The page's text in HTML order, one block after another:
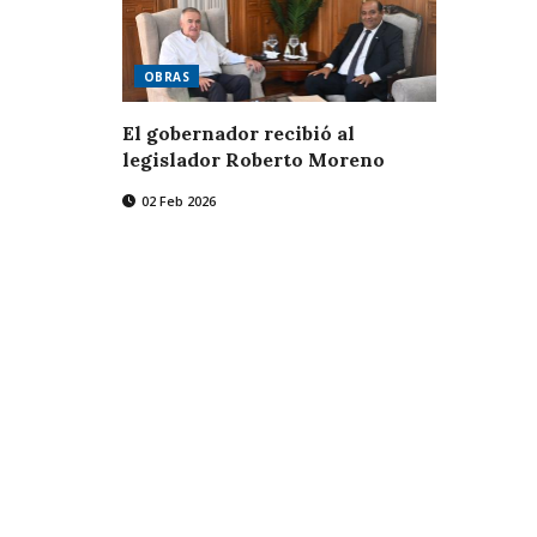
OBRAS
El gobernador recibió al
legislador Roberto Moreno
02 Feb 2026